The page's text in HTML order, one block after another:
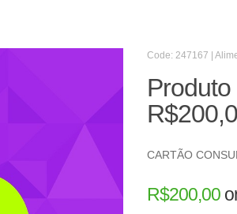
Code: 247167 |
CARTÃO
R$200,00